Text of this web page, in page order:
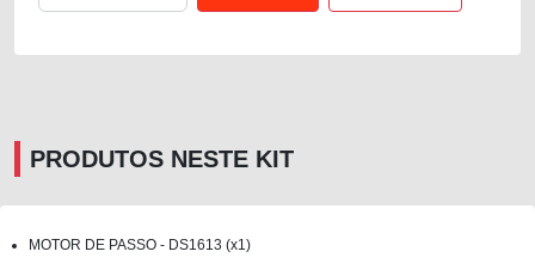
PRODUTOS NESTE KIT
MOTOR DE PASSO - DS1613 (x1)